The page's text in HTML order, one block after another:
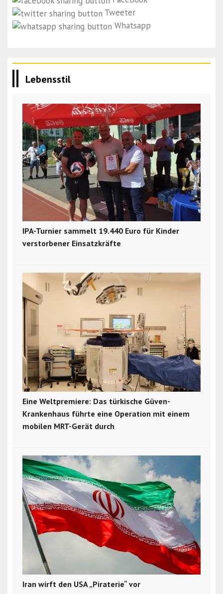
Tweeter
Whatsapp
Lebensstil
IPA-Turnier sammelt 19.440 Euro für Kinder
verstorbener Einsatzkräfte
Eine Weltpremiere: Das türkische Güven-
Krankenhaus führte eine Operation mit einem
mobilen MRT-Gerät durch
Iran wirft den USA „Piraterie“ vor